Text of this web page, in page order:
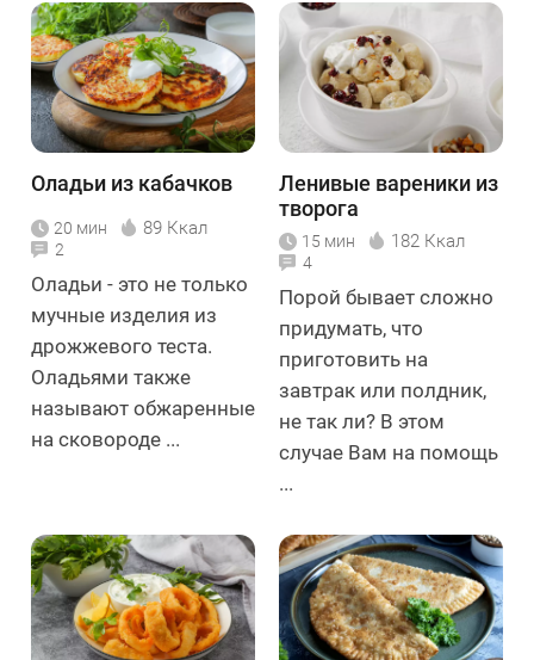
Оладьи из кабачков
20 мин 89 Ккал
2
Оладьи - это не только
мучные изделия из
дрожжевого теста.
Оладьями также
называют обжаренные
на сковороде ...
Ленивые вареники из
творога
15 мин 182 Ккал
4
Порой бывает сложно
придумать, что
приготовить на
завтрак или полдник,
не так ли? В этом
случае Вам на помощь
...